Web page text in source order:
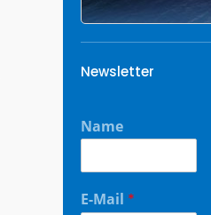
Newsletter
Name
E-Mail *